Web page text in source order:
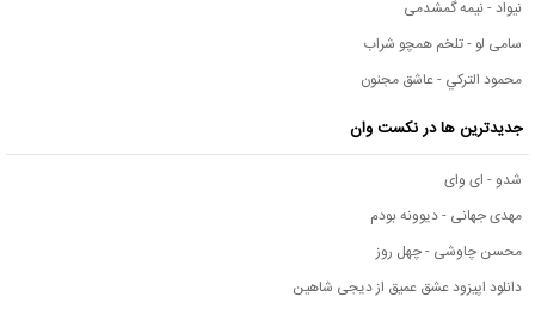
نیواد - نیمه گمشدمی
سامی لو - تلخم همچو شراب
محمود التركي - عاشق مجنون
جدیدترین ها در نکست وان
شدو - ای وای
مهدی جهانی - دیوونه بودم
محسن چاوشی - چهل روز
دانلود اپیزود عشق عمیق از دیجی شاهین